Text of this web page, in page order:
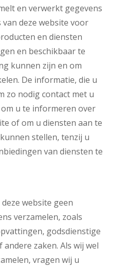
en verwerkt gegevens
deze website voor
en diensten
en beschikbaar te
kunnen zijn en om
De informatie, die u
zo nodig contact met u
u te informeren over
of om u diensten aan te
stellen, tenzij u
van diensten te
deze website geen
verzamelen, zoals
godsdienstige
zaken. Als wij wel
vragen wij u